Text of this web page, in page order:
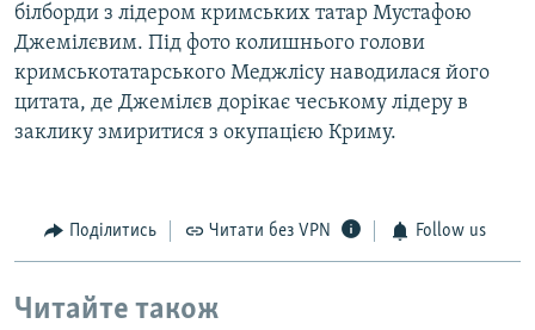
білборди з лідером кримських татар Мустафою
Джемілєвим. Під фото колишнього голови
кримськотатарського Меджлісу наводилася його
цитата, де Джемілєв дорікає чеському лідеру в
заклику змиритися з окупацією Криму.
Поділитись Читати без VPN Follow us
Читайте також